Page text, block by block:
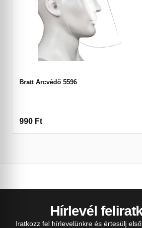
Bratt Arcvédő 5596
990 Ft
Hírlevél
Iratkozz fel hírlevelünkre és értesülj